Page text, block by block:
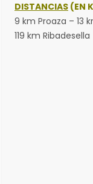
DISTANCIAS (EN
9 km Proaza – 13
119 km